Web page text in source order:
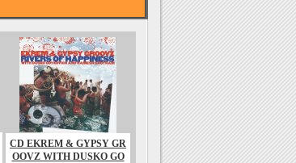
CD EKREM & GYPSY GR
OOVZ WITH DUSKO GO